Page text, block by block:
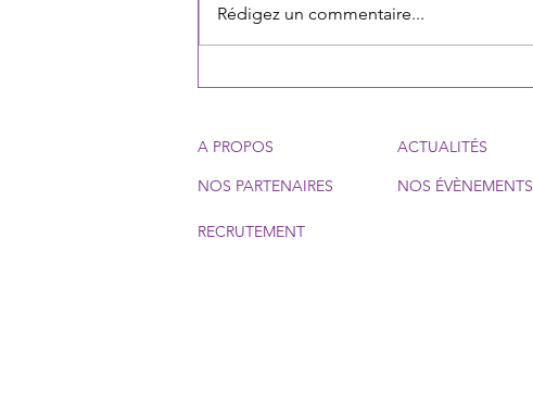
Formation socio-
des publics vulnérables –
maintenant !
Rédigez un commentaire...
A PROPOS
NOS PARTENAIRES
ACTUALITÉS
NOS ÉVÈNEMENTS
RECRUTEMENT